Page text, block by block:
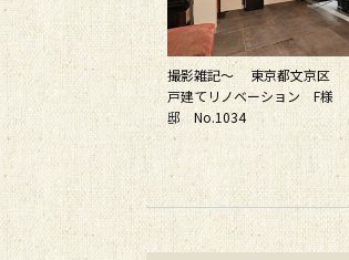
撮影雑記～ 東京都文京区
戸建てリノベーション F様
邸 No.1034